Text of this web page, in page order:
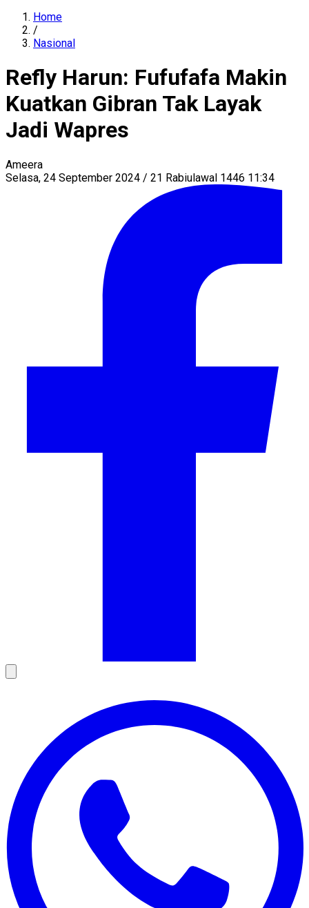
Home
/
Nasional
Refly Harun: Fufufafa Makin
Kuatkan Gibran Tak Layak
Jadi Wapres
Ameera
Selasa, 24 September 2024 / 21 Rabiulawal 1446 11:34